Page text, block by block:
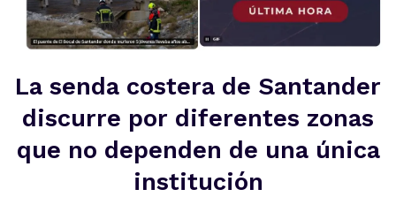
La senda costera de Santander
discurre por diferentes zonas
que no dependen de una única
institución